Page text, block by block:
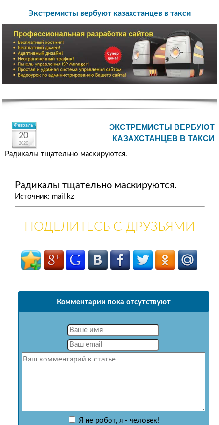
Экстремисты вербуют казахстанцев в такси
Февраль
20
2020
ЭКСТРЕМИСТЫ ВЕРБУЮТ
КАЗАХСТАНЦЕВ В ТАКСИ
Радикалы тщательно маскируются.
Радикалы тщательно маскируются.
Источник: mail.kz
ПОДЕЛИТЕСЬ С ДРУЗЬЯМИ
Комментарии пока отсутствуют
Я не робот, я - человек!